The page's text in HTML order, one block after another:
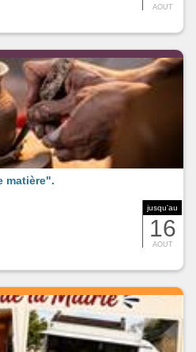
AOUT
jusqu'au
16
AOUT
matière".